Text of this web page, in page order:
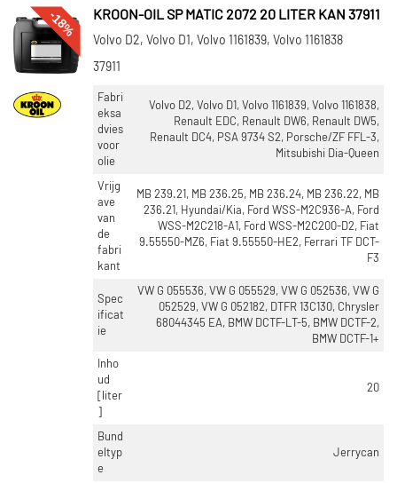
208 (2)
Toon meer
34 (7)
NETBREEDTE [MM]
-18% KROON-OIL SP MATIC 2072 20 LITER KAN 37911
Volvo D2, Volvo D1, Volvo 1161839, Volvo 1161838
37911
Fabri
eksa
dvies
voor
olie
Volvo D2, Volvo D1, Volvo 1161839, Volvo 1161838,
Renault EDC, Renault DW6, Renault DW5,
Renault DC4, PSA 9734 S2, Porsche/ZF FFL-3,
Mitsubishi Dia-Queen
Vrijg
ave
van
de
fabri
kant
MB 239.21, MB 236.25, MB 236.24, MB 236.22, MB
236.21, Hyundai/Kia, Ford WSS-M2C936-A, Ford
WSS-M2C218-A1, Ford WSS-M2C200-D2, Fiat
9.55550-MZ6, Fiat 9.55550-HE2, Ferrari TF DCT-
F3
Spec
ificat
ie
VW G 055536, VW G 055529, VW G 052536, VW G
052529, VW G 052182, DTFR 13C130, Chrysler
68044345 EA, BMW DCTF-LT-5, BMW DCTF-2,
BMW DCTF-1+
Inho
ud
[liter
20
Bund
eltyp
e
Jerrycan